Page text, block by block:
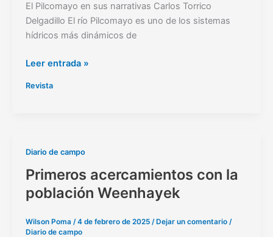
El Pilcomayo en sus narrativas Carlos Torrico
Delgadillo El río Pilcomayo es uno de los sistemas
hídricos más dinámicos de
Leer entrada »
Revista
Diario de campo
Primeros acercamientos con la
población Weenhayek
Wilson Poma /4 de febrero de 2025 / Dejar un comentario /
Diario de campo
Primeros
con
la
Weenhayek